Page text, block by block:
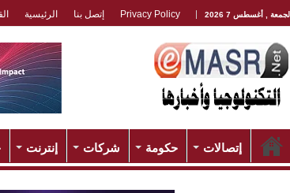
الجمعة , أغسطس 7 2026 Privacy Policy إتصل بنا الرئيسية
إتصالات حكومة شركات إنترنت